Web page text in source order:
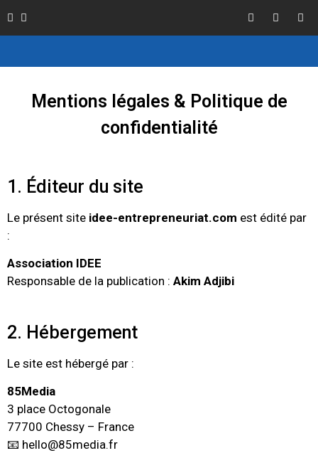
Mentions légales & Politique de
confidentialité
1. Éditeur du site
Le présent site idee-entrepreneuriat.com est édité par
:
Association IDEE
Responsable de la publication : Akim Adjibi
2. Hébergement
Le site est hébergé par :
85Media
3 place Octogonale
77700 Chessy – France
📧 hello@85media.fr